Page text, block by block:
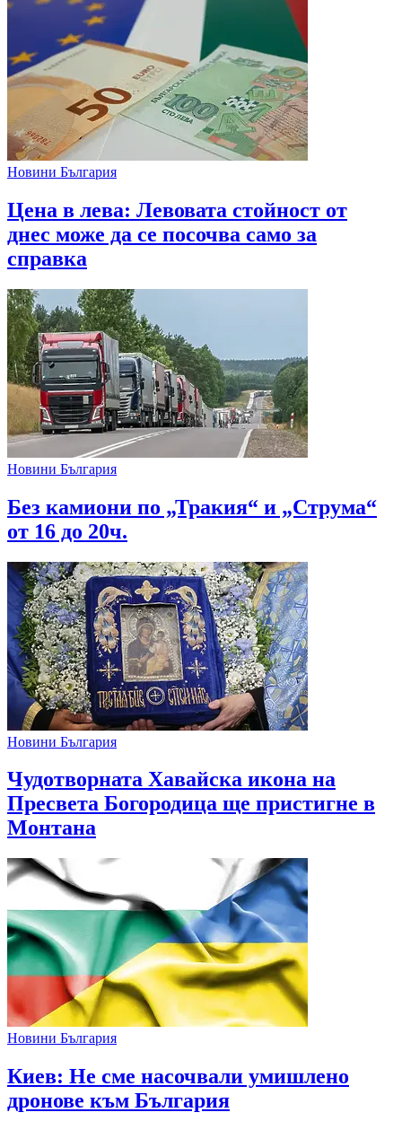
Новини България
Цена в лева: Левовата стойност от
днес може да се посочва само за
справка
Новини България
Без камиони по „Тракия“ и „Струма“
от 16 до 20ч.
Новини България
Чудотворната Хавайска икона на
Пресвета Богородица ще пристигне в
Монтана
Новини България
Киев: Не сме насочвали умишлено
дронове към България